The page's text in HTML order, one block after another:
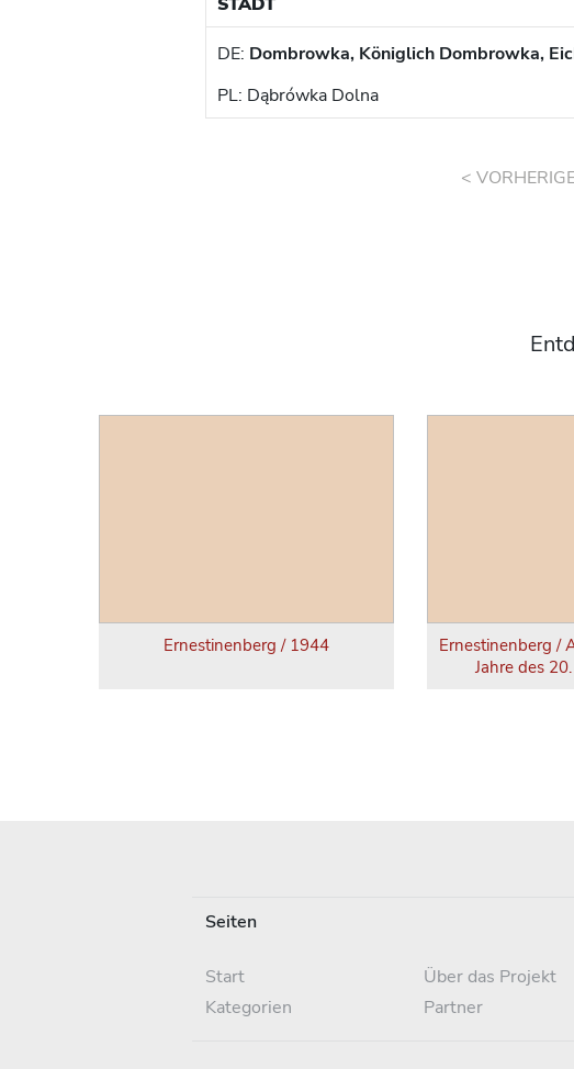
DE: Dombrowka, Königlich Dombrowka,
PL: Dąbrówka Dolna
<
Ernestinenberg / 1944
Ernestinenberg /
Jahre des
Seiten
Start
Kategorien
Über das Projekt
Partner